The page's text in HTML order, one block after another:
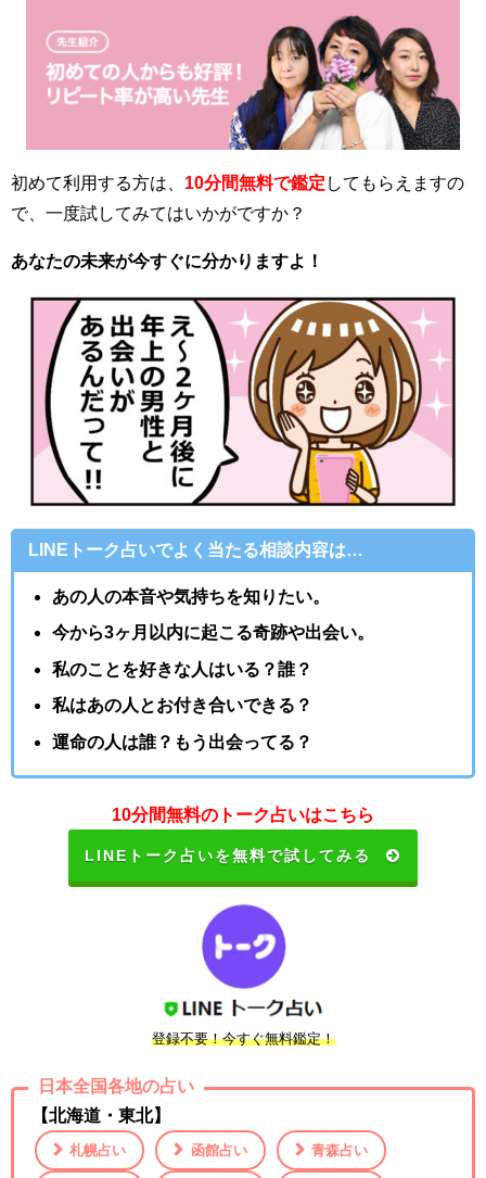
初めて利用する方は、 10分間無料で鑑定 してもらえますの
で、一度試してみてはいかがですか？
あなたの未来が今すぐに分かりますよ！
LINEトーク占いでよく当たる相談内容は…
あの人の本音や気持ちを知りたい。
今から3ヶ月以内に起こる奇跡や出会い。
私のことを好きな人はいる？誰？
私はあの人とお付き合いできる？
運命の人は誰？もう出会ってる？
10分間無料のトーク占いはこちら
LINEトーク占いを無料で試してみる
登録不要！今すぐ無料鑑定！
日本全国各地の占い
【北海道・東北】
札幌占い 函館占い 青森占い